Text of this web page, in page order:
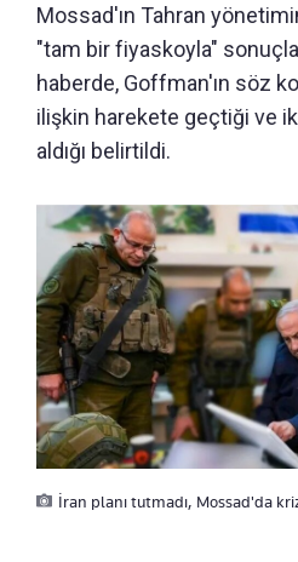
Mossad'ın Tahran
"tam bir fiyaskoyla"
haberde, Goffman'ın söz
ilişkin harekete geçtiği ve
aldığı belirtildi.
İran planı tutmadı, Mossad'da